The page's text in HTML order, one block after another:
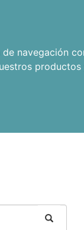
navegación